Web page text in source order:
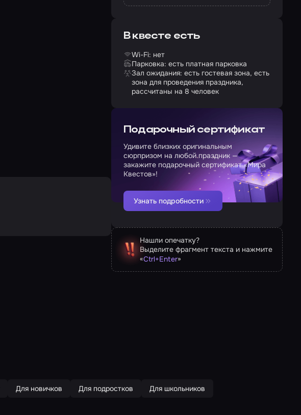
В квесте есть
Wi-Fi: нет
Парковка: есть платная парковка
Зал ожидания: есть гостевая зона, есть
зона для проведения праздника,
рассчитаны на 8 человек
Подарочный сертификат
Удивите близких оригинальным
сюрпризом на любой праздник —
закажите подарочный сертификат «Мира
Квестов»!
Узнать подробности
Нашли опечатку?
Выделите фрагмент текста и нажмите
«Ctrl+Enter»
Для новичков Для подростков Для школьников